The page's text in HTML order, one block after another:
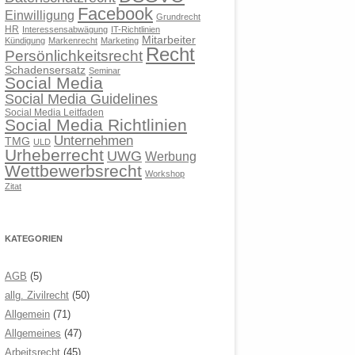
Einwilligung Facebook Grundrecht
HR Interessensabwägung IT-Richtlinien
Kündigung Markenrecht Marketing Mitarbeiter
Persönlichkeitsrecht Recht
Schadensersatz Seminar
Social Media
Social Media Guidelines
Social Media Leitfaden
Social Media Richtlinien
TMG ULD Unternehmen
Urheberrecht UWG Werbung
Wettbewerbsrecht Workshop
Zitat
KATEGORIEN
AGB (5)
allg. Zivilrecht (50)
Allgemein (71)
Allgemeines (47)
Arbeitsrecht (45)